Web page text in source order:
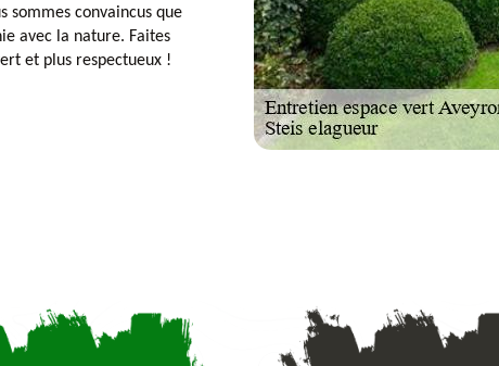
sommes convaincus que
avec la nature. Faites
et plus respectueux !